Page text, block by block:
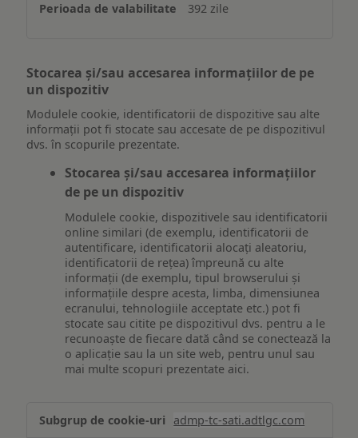
392 zile
Stocarea și/sau accesarea informațiilor de pe
un dispozitiv
Modulele cookie, identificatorii de dispozitive sau alte
informații pot fi stocate sau accesate de pe dispozitivul
dvs. în scopurile prezentate.
Stocarea și/sau accesarea informațiilor
de pe un dispozitiv
Modulele cookie, dispozitivele sau identificatorii
online similari (de exemplu, identificatorii de
autentificare, identificatorii alocați aleatoriu,
identificatorii de rețea) împreună cu alte
informații (de exemplu, tipul browserului și
informațiile despre acesta, limba, dimensiunea
ecranului, tehnologiile acceptate etc.) pot fi
stocate sau citite pe dispozitivul dvs. pentru a le
recunoaște de fiecare dată când se conectează la
o aplicație sau la un site web, pentru unul sau
mai multe scopuri prezentate aici.
și/sau
admp-tc-sati.adtlgc.com